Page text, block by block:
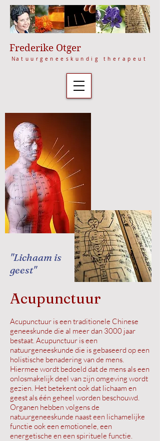
Frederike Otger
Natuurgeneeskundig therapeut
"Lichaam is
geest"
Acupunctuur
Acupunctuur is een traditionele Chinese
geneeskunde die al meer dan 3000 jaar
bestaat. Acupunctuur is een
natuurgeneeskunde die is gebaseerd op een
holistische benadering van de mens.
Hiermee wordt bedoeld dat de mens als een
onlosmakelijk deel van zijn omgeving wordt
gezien. Het betekent ook dat lichaam en
geest als één geheel worden beschouwd.
Organen hebben volgens de
natuurgeneeskunde naast een lichamelijke
functie ook een emotionele, een
energetische en een spirituele functie. ​